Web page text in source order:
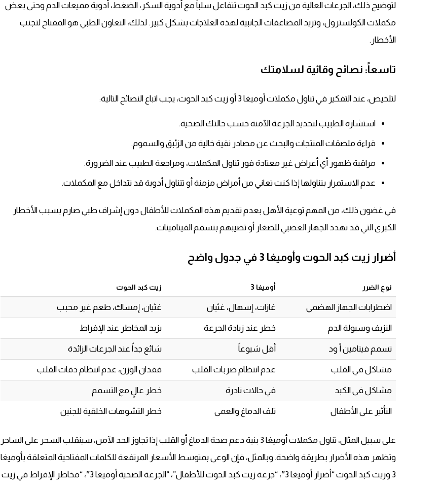
لتوضيح ذلك، الجرعات العالية من زيت كبد الحوت تتفاعل سلباً مع أدوية السكر، الضغط، أدوية مميعات الدم وحتى بعض
مكملات الكولسترول، وتزيد المضاعفات الجانبية لهذه العلاجات بشكل كبير. لذلك، التعاون الطبي هو المفتاح لتجنب
الأخطار.
تاسعاً: نصائح وقائية لسلامتك
لتلخيص، عند التفكير في تناول مكملات أوميغا 3 أو زيت كبد الحوت، يجب اتباع النصائح التالية:
استشارة الطبيب لتحديد الجرعة الآمنة حسب حالتك الصحية.
قراءة ملصقات المنتجات والبحث عن مصادر نقية خالية من الزئبق والسموم.
مراقبة ظهور أي أعراض غير معتادة فور تناول المكملات، ومراجعة الطبيب عند الضرورة.
عدم الاستمرار بتناولها إذا كنت تعاني من أمراض مزمنة أو تتناول أدوية قد تتداخل مع المكملات.
في غضون ذلك، من المهم توعية الأهل بعدم تقديم هذه المكملات للأطفال دون إشراف طبي صارم بسبب الأخطار
الكبرى التي قد تهدد الجهاز العصبي للصغار أو تصيبهم بتسمم الفيتامينات.
أضرار زيت كبد الحوت وأوميغا 3 في جدول واضح
نوع الضرر أوميغا 3 زيت كبد الحوت
اضطرابات الجهاز الهضمي غازات، إسهال، غثيان غثيان، إمساك، طعم غير محبب
النزيف وسيولة الدم خطر عند زيادة الجرعة يزيد المخاطر عند الإفراط
تسمم فيتامين أ ود أقل شيوعاً شائع جداً عند الجرعات الزائدة
مشاكل في القلب عدم انتظام ضربات القلب فقدان الوزن، عدم انتظام دقات القلب
مشاكل في الكبد في حالات نادرة خطر عالٍ مع التسمم
التأثير على الأطفال تلف الدماغ والعمى خطر التشوهات الخلقية للجنين
على سبيل المثال، تناول مكملات أوميغا 3 بنية دعم صحة الدماغ أو القلب إذا تجاوز الحد الآمن، سينقلب السحر على الساحر
وتظهر هذه الأضرار بطريقة واضحة. وبالمثل، فإن الوعي بمتوسط الأسعار المرتفعة للكلمات المفتاحية المتعلقة بأوميغا
3 وزيت كبد الحوت “أضرار أوميغا 3″، “جرعة زيت كبد الحوت للأطفال”، “الجرعة الصحية أوميغا 3″، “مخاطر الإفراط في زيت